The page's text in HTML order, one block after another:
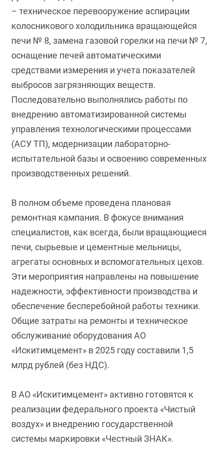
– техническое перевооружение аспирации
колосникового холодильника вращающейся
печи № 8, замена газовой горелки на печи № 7,
оснащение печей автоматическими
средствами измерения и учета показателей
выбросов загрязняющих веществ.
Последовательно выполнялись работы по
внедрению автоматизированной системы
управления технологическими процессами
(АСУ ТП), модернизации лабораторно-
испытательной базы и освоению современных
производственных решений.
В полном объеме проведена плановая
ремонтная кампания. В фокусе внимания
специалистов, как всегда, были вращающиеся
печи, сырьевые и цементные мельницы,
агрегаты основных и вспомогательных цехов.
Эти мероприятия направлены на повышение
надежности, эффективности производства и
обеспечение бесперебойной работы техники.
Общие затраты на ремонты и техническое
обслуживание оборудования АО
«Искитимцемент» в 2025 году составили 1,5
млрд рублей (без НДС).
В АО «Искитимцемент» активно готовятся к
реализации федерального проекта «Чистый
воздух» и внедрению государственной
системы маркировки «Честный ЗНАК».